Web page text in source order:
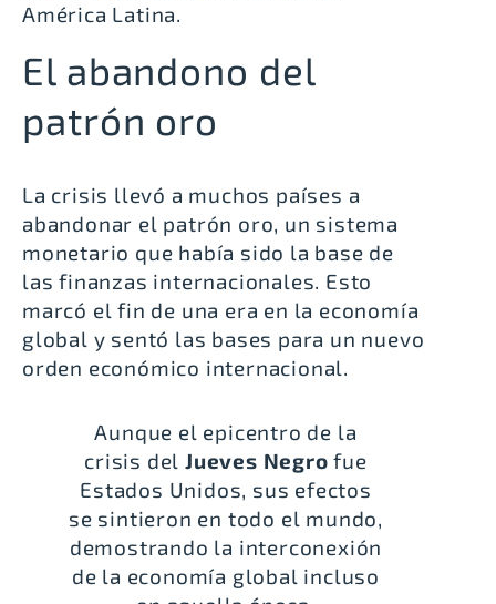
América Latina.
El abandono del
patrón oro
La crisis llevó a muchos países a
abandonar el patrón oro, un sistema
monetario que había sido la base de
las finanzas internacionales. Esto
marcó el fin de una era en la economía
global y sentó las bases para un nuevo
orden económico internacional.
Aunque el epicentro de la
crisis del Jueves Negro fue
Estados Unidos, sus efectos
se sintieron en todo el mundo,
demostrando la interconexión
de la economía global incluso